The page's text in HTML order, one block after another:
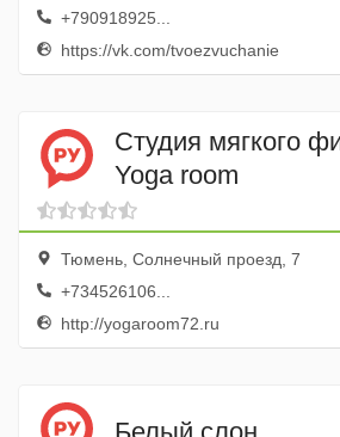
+790918925...
https://vk.com/tvoezvuchanie
Студия мягкого
Yoga room
Тюмень, Солнечный проезд, 7
+734526106...
http://yogaroom72.ru
Белый слон